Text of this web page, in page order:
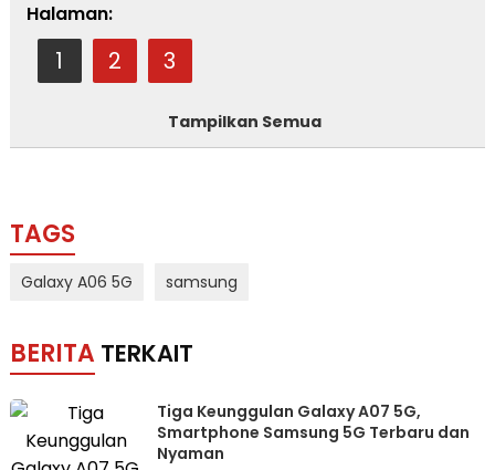
Halaman:
1 2 3
Tampilkan Semua
TAGS
Galaxy A06 5G samsung
BERITA TERKAIT
Tiga Keunggulan Galaxy A07 5G,
Smartphone Samsung 5G Terbaru dan
Nyaman